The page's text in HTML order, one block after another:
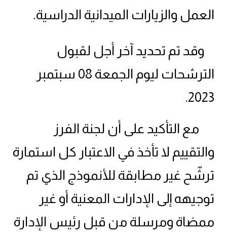
العمل والزيارات الميدانية الدراسية.
وقد تم تحديد آخر أجل لقبول
الترشحات ليوم الجمعة 08 سبتمبر
2023.
مع التأكيد على أن لجنة الفرز
والتقييم لا تأخذ في الاعتبار كل استمارة
ترشّح غير مطابقة للأنموذج الذي تم
توجيهه إلى الإدارات المعنية أو غير
ممضاة ومرسلة من قبل رئيس الإدارة